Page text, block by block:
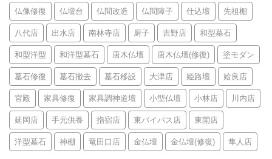
仏像修復 仏壇台 仏間改造 仏間障子 仕込壇 先祖棚
八代店 出水店 南林寺店 厨子 吉野店 和型墓石
和型洋型 和洋型墓石 唐木仏壇 唐木仏壇(修復) 塗モダン
墓石修復 墓石撤去 墓石移設 大津店 姫路壇 姶良店
宮殿 家具修復 家具調神道壇 小型仏壇 小林店 川内店
延岡店 手元供養 指宿店 東バイパス店 東開店
洋型墓石 神棚 竜田口店 金仏壇 金仏壇(修復) 隼人店